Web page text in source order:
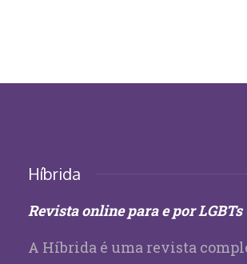
Híbrida
Revista online para e por LGBTs
A Híbrida é uma revista